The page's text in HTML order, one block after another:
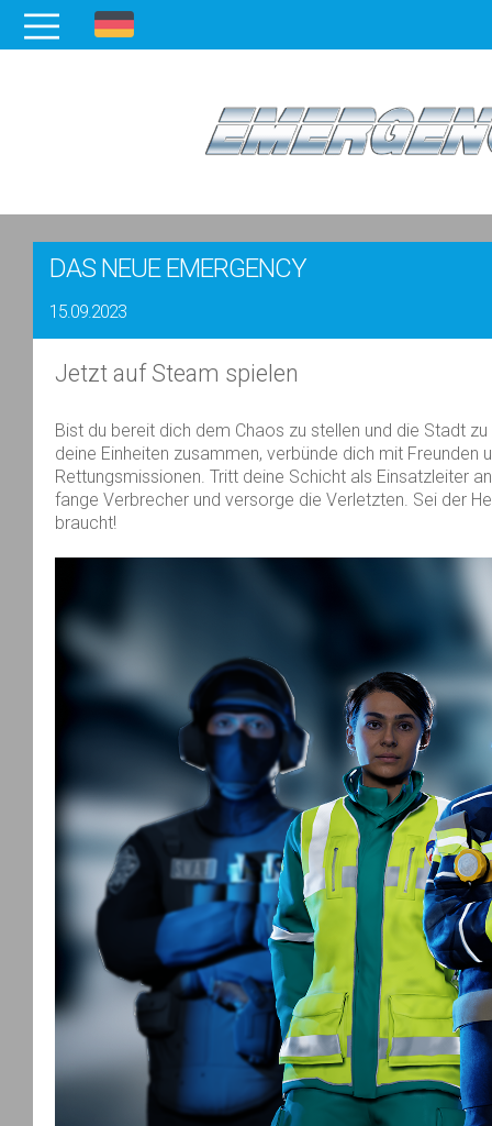
DAS NEUE EMERGENCY
15.09.2023
Jetzt auf Steam spielen
Bist du bereit dich dem Chaos zu stellen und die Stadt
deine Einheiten zusammen, verbünde dich mit Freunden
Rettungsmissionen. Tritt deine Schicht als Einsatzleiter
fange Verbrecher und versorge die Verletzten. Sei der
braucht!